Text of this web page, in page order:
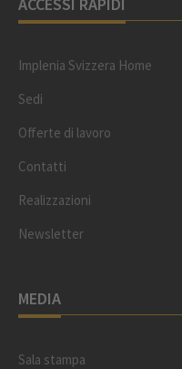
Implenia Svizzera Home
Sedi
Offerte di lavoro
Contatti
Realizzazioni
Newsletter
MEDIA
Sala stampa